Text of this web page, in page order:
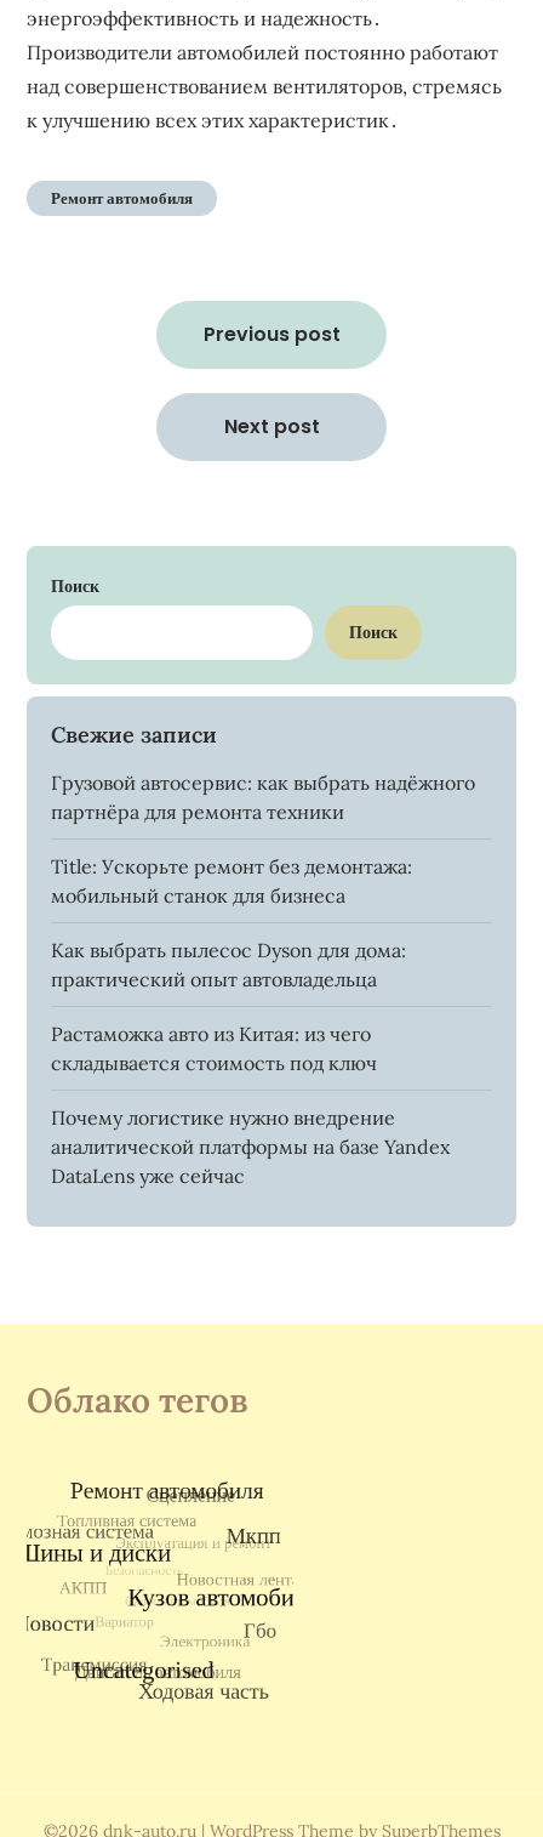
энергоэффективность и надежность․
Производители автомобилей постоянно работают
над совершенствованием вентиляторов, стремясь
к улучшению всех этих характеристик․
Ремонт автомобиля
Previous post
Next post
Поиск
Поиск
Свежие записи
Грузовой автосервис: как выбрать надёжного
партнёра для ремонта техники
Title: Ускорьте ремонт без демонтажа:
мобильный станок для бизнеса
Как выбрать пылесос Dyson для дома:
практический опыт автовладельца
Растаможка авто из Китая: из чего
складывается стоимость под ключ
Почему логистике нужно внедрение
аналитической платформы на базе Yandex
DataLens уже сейчас
Облако тегов
©2026 dnk-auto.ru | WordPress Theme by SuperbThemes